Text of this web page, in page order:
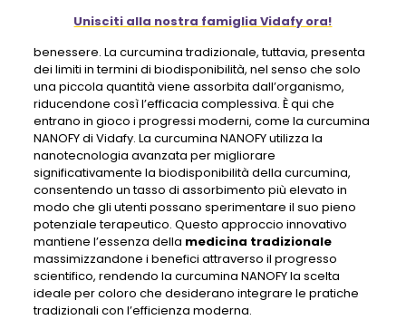
Unisciti alla nostra famiglia Vidafy ora!
benessere. La curcumina tradizionale, tuttavia, presenta
dei limiti in termini di biodisponibilità, nel senso che solo
una piccola quantità viene assorbita dall’organismo,
riducendone così l’efficacia complessiva. È qui che
entrano in gioco i progressi moderni, come la curcumina
NANOFY di Vidafy. La curcumina NANOFY utilizza la
nanotecnologia avanzata per migliorare
significativamente la biodisponibilità della curcumina,
consentendo un tasso di assorbimento più elevato in
modo che gli utenti possano sperimentare il suo pieno
potenziale terapeutico. Questo approccio innovativo
mantiene l’essenza della medicina tradizionale
massimizzandone i benefici attraverso il progresso
scientifico, rendendo la curcumina NANOFY la scelta
ideale per coloro che desiderano integrare le pratiche
tradizionali con l’efficienza moderna.